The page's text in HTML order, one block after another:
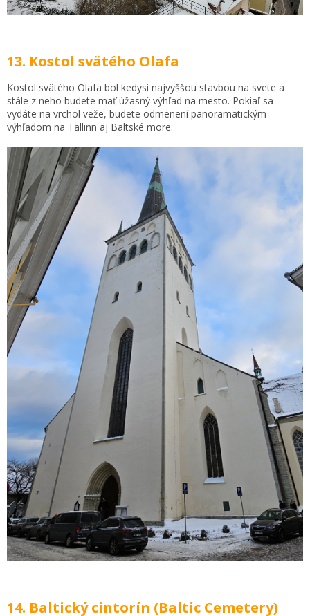
13. Kostol svätého Olafa
Kostol svätého Olafa bol kedysi najvyššou stavbou na svete a
stále z neho budete mať úžasný výhľad na mesto. Pokiaľ sa
vydáte na vrchol veže, budete odmenení panoramatickým
výhľadom na Tallinn aj Baltské more.
14. Baltický cintorín (Baltic Cemetery)